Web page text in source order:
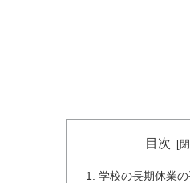
目次
学校の長期休業